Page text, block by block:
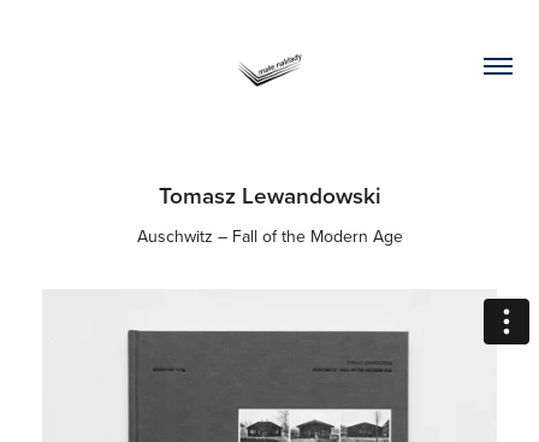
Tomasz Lewandowski
Auschwitz – Fall of the Modern Age